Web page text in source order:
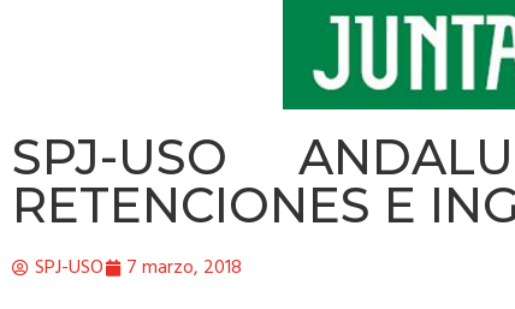
SPJ-USO
RETENCIONES E
SPJ-USO 7 marzo, 2018